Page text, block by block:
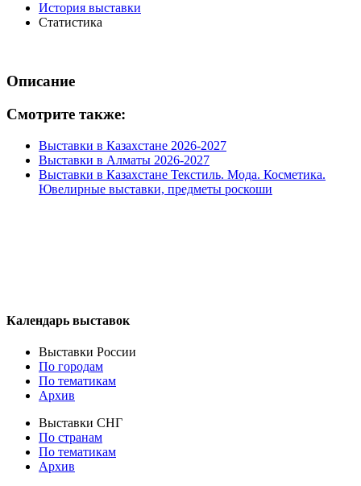
История выставки
Статистика
Описание
Смотрите также:
Выставки в Казахстане 2026-2027
Выставки в Алматы 2026-2027
Выставки в Казахстане Текстиль. Мода. Косметика.
Ювелирные выставки, предметы роскоши
Календарь выставок
Выставки России
По городам
По тематикам
Архив
Выставки СНГ
По странам
По тематикам
Архив